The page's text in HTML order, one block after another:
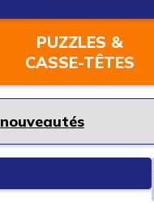
PUZZLES &
CASSE-TÊTES
nouveautés